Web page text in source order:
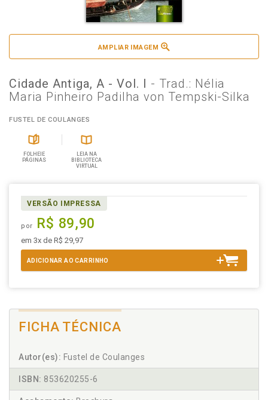
AMPLIAR IMAGEM
Cidade Antiga, A - Vol. I - Trad.: Nélia
Maria Pinheiro Padilha von Tempski-Silka
FUSTEL DE COULANGES
FOLHEIE
PÁGINAS
LEIA NA
BIBLIOTECA
VIRTUAL
VERSÃO IMPRESSA
por R$ 89,90
em 3x de R$ 29,97
ADICIONAR AO CARRINHO
FICHA TÉCNICA
Autor(es): Fustel de Coulanges
ISBN: 853620255-6